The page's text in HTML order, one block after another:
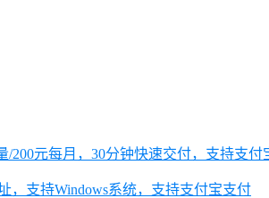
元每月，30分钟快速交付，支持支付
，支持Windows系统，支持支付宝支付